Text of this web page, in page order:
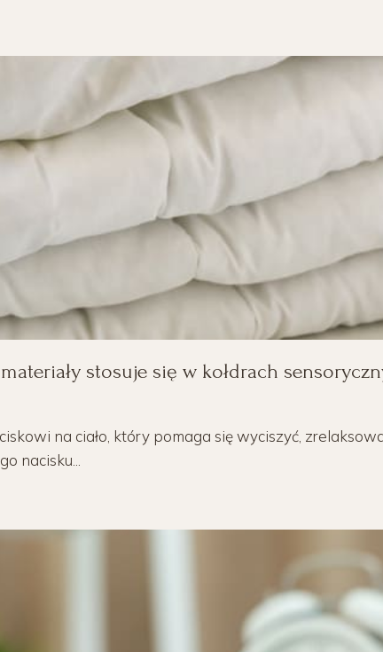
stosuje się w kołdrach
na ciało, który pomaga się wyciszyć,
nacisku...